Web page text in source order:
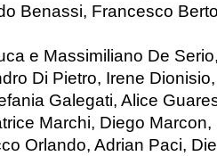
Benassi, Francesco
e Massimiliano De
Di Pietro, Irene
Galegati, Alice
Marchi, Diego Marcon,
Orlando, Adrian Paci,